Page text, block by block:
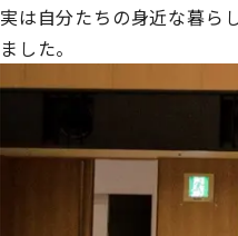
実は自分たちの身近な暮ら
ました。